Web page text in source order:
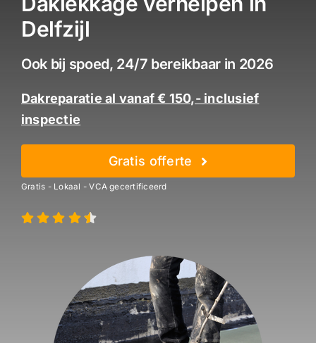
Delfzijl
Ook bij spoed, 24/7 bereikbaar in 2026
Dakreparatie al vanaf € 150,- inclusief
inspectie
Gratis offerte
Gratis - Lokaal - VCA gecertificeerd